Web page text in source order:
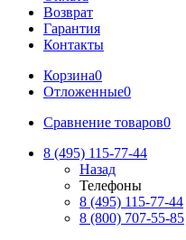
Возврат
Гарантия
Контакты
Корзина0
Отложенные0
Сравнение товаров0
8 (495) 115-77-44
Назад
Телефоны
8 (495) 115-77-44
8 (800) 707-55-85